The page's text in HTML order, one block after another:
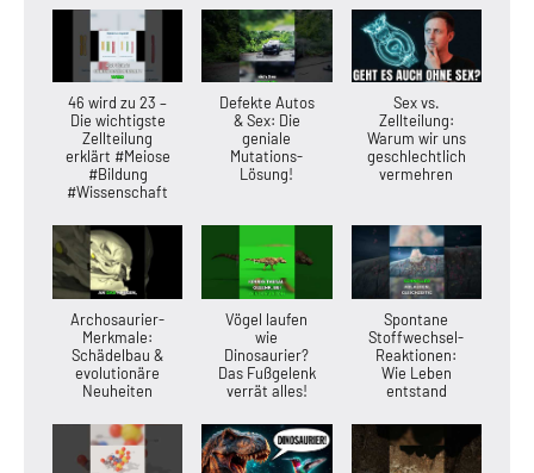
46 wird zu 23 –
Die wichtigste
Zellteilung
erklärt #Meiose
#Bildung
#Wissenschaft
Defekte Autos
& Sex: Die
geniale
Mutations-
Lösung!
Sex vs.
Zellteilung:
Warum wir uns
geschlechtlich
vermehren
Archosaurier-
Merkmale:
Schädelbau &
evolutionäre
Neuheiten
Vögel laufen
wie
Dinosaurier?
Das Fußgelenk
verrät alles!
Spontane
Stoffwechsel-
Reaktionen:
Wie Leben
entstand